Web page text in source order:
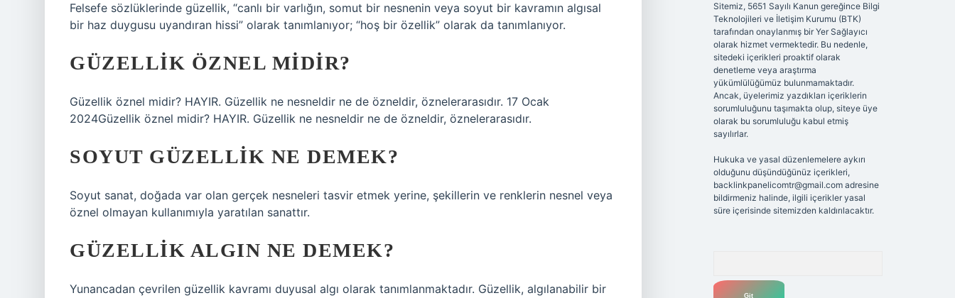
Felsefe sözlüklerinde güzellik, “canlı bir varlığın, somut bir nesnenin veya soyut bir kavramın algısal
bir haz duygusu uyandıran hissi” olarak tanımlanıyor; “hoş bir özellik” olarak da tanımlanıyor.
GÜZELLIK ÖZNEL MIDIR?
Güzellik öznel midir? HAYIR. Güzellik ne nesneldir ne de özneldir, öznelerarasıdır. 17 Ocak
2024Güzellik öznel midir? HAYIR. Güzellik ne nesneldir ne de özneldir, öznelerarasıdır.
SOYUT GÜZELLIK NE DEMEK?
Soyut sanat, doğada var olan gerçek nesneleri tasvir etmek yerine, şekillerin ve renklerin nesnel veya
öznel olmayan kullanımıyla yaratılan sanattır.
GÜZELLIK ALGIN NE DEMEK?
Yunancadan çevrilen güzellik kavramı duyusal algı olarak tanımlanmaktadır. Güzellik, algılanabilir bir
Sitemiz, 5651 Sayılı Kanun gereğince Bilgi
Teknolojileri ve İletişim Kurumu (BTK)
tarafından onaylanmış bir Yer Sağlayıcı
olarak hizmet vermektedir. Bu nedenle,
sitedeki içerikleri proaktif olarak
denetleme veya araştırma
yükümlülüğümüz bulunmamaktadır.
Ancak, üyelerimiz yazdıkları içeriklerin
sorumluluğunu taşımakta olup, siteye üye
olarak bu sorumluluğu kabul etmiş
sayılırlar.
Hukuka ve yasal düzenlemelere aykırı
olduğunu düşündüğünüz içerikleri,
backlinkpanelicomtr@gmail.comadresine
bildirmeniz halinde, ilgili içerikler yasal
süre içerisinde sitemizden kaldırılacaktır.